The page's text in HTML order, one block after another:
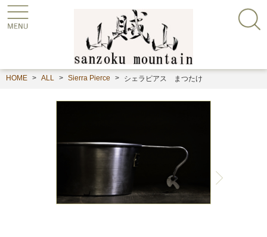
HOME ALL Sierra Pierce シェラピアス まつたけ